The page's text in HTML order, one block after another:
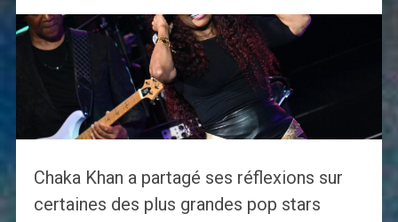
Chaka Khan a partagé ses réflexions sur
certaines des plus grandes pop stars